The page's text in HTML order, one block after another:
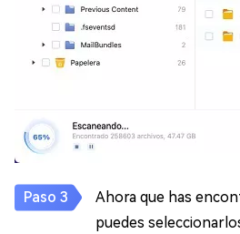
Ahora que has
puedes